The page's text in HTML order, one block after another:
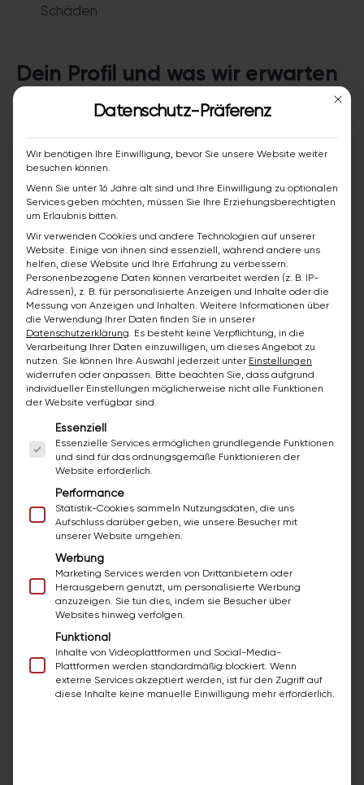
Schäden
Dein Profil und was wir erwarten
Eine Ausbildung als Maler/Lackierer ist von
Vorteil, aber kein Muss
Mehrjährige Berufserfahrung im handwerklichen
Bereich
Du bist im Besitz eines Führerscheins Klasse B
Deine Deutschkenntnisse ermöglichen es dir, mit
Kunden und Kollegen gleichermaßen klar zu
kommunizieren
Deine Vorteile als Mitarbeiter
von bazuba
Du bekommst ein Gehalt AB € 3.500 Brutto /
Monat (je nach Qualifikation)
Du arbeitest mit Profi-Werkzeug von Bosch
Professional, Festool, etc.
Du trägst qualitative Arbeitskleidung von
Engelbert Strauss, Würth, etc.
Du wirst direkt von bazuba angestellt und nicht
bei einer Personalfirma
Firmeneigenes Lager
Mit
Datenschutz-Präferenz
Wir benötigen Ihre Einwilligung, bevor Sie unsere Website weiter
besuchen können.
Wenn Sie unter 16 Jahre alt sind und Ihre Einwilligung zu optionalen
Services geben möchten, müssen Sie Ihre Erziehungsberechtigten
um Erlaubnis bitten.
Wir verwenden Cookies und andere Technologien auf unserer
Website. Einige von ihnen sind essenziell, während andere uns
helfen, diese Website und Ihre Erfahrung zu verbessern.
Personenbezogene Daten können verarbeitet werden (z. B. IP-
Adressen), z. B. für personalisierte Anzeigen und Inhalte oder die
Messung von Anzeigen und Inhalten. Weitere Informationen über
die Verwendung Ihrer Daten finden Sie in unserer
Datenschutzerklärung. Es besteht keine Verpflichtung, in die
Verarbeitung Ihrer Daten einzuwilligen, um dieses Angebot zu
nutzen. Sie können Ihre Auswahl jederzeit unter Einstellungen
widerrufen oder anpassen. Bitte beachten Sie, dass aufgrund
individueller Einstellungen möglicherweise nicht alle Funktionen
der Website verfügbar sind.
Es folgt eine Liste der Service-Gruppen, für die
Essenziell
Essenzielle Services ermöglichen grundlegende Funktionen
und sind für das ordnungsgemäße Funktionieren der
Website erforderlich.
Performance
Statistik-Cookies sammeln Nutzungsdaten, die uns
Aufschluss darüber geben, wie unsere Besucher mit
unserer Website umgehen.
Werbung
Marketing Services werden von Drittanbietern oder
Herausgebern genutzt, um personalisierte Werbung
anzuzeigen. Sie tun dies, indem sie Besucher über
Websites hinweg verfolgen.
Funktional
Inhalte von Videoplattformen und Social-Media-
Plattformen werden standardmäßig blockiert. Wenn
externe Services akzeptiert werden, ist für den Zugriff auf
diese Inhalte keine manuelle Einwilligung mehr erforderlich.